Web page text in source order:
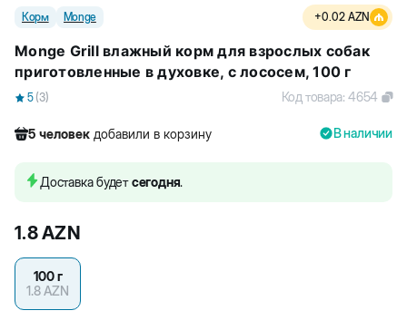
Корм Monge +0.02 AZN
Monge Grill влажный корм для взрослых собак
приготовленные в духовке, c лососем, 100 г
5 (3) Код товара:4654
5 человек добавили в корзину
32 человек купили товар
В наличии
Доставка будетсегодня.
1.8AZN
100 г
1.8AZN